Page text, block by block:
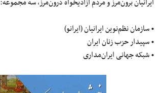
• سازمان نظم‌نوین ایرانیان (ایرانو)
• سپیدار حزب زنان ایران
• شبکه جهانی ایران‌مداری